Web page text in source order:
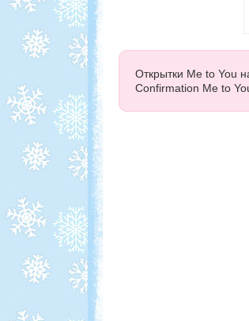
Открытки Me to You
Confirmation Me to